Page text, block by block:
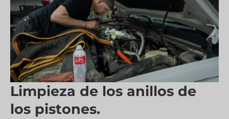
Limpieza de los anillos de
los pistones.